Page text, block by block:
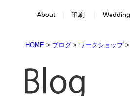
About 印刷 Wedding
HOME > ブログ > ワークショップ>